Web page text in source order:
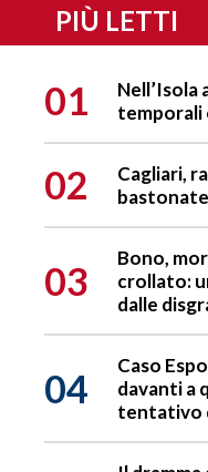
PIÙ LETTI
01
Nell’Isola
temporali
02
Cagliari,
03
Bono,
crollato:
dalle
04
Caso
davanti a
tentativo